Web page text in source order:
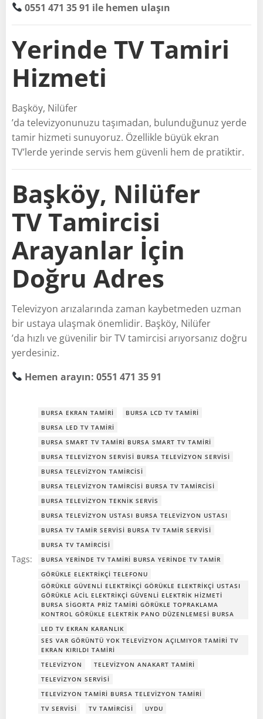
0551 471 35 91 ile hemen ulaşın
Yerinde TV Tamiri
Hizmeti
Başköy, Nilüfer
’da televizyonunuzu taşımadan, bulunduğunuz yerde
tamir hizmeti sunuyoruz. Özellikle büyük ekran
TV’lerde yerinde servis hem güvenli hem de pratiktir.
Başköy, Nilüfer
TV Tamircisi
Arayanlar İçin
Doğru Adres
Televizyon arızalarında zaman kaybetmeden uzman
bir ustaya ulaşmak önemlidir. Başköy, Nilüfer
’da hızlı ve güvenilir bir TV tamircisi arıyorsanız doğru
yerdesiniz.
Hemen arayın: 0551 471 35 91
Tags:
BURSA EKRAN TAMIRI
BURSA LCD TV TAMIRI
BURSA LED TV TAMIRI
BURSA SMART TV TAMIRI BURSA SMART TV TAMIRI
BURSA TELEVIZYON SERVISI BURSA TELEVIZYON SERVISI
BURSA TELEVIZYON TAMIRCISI
BURSA TELEVIZYON TAMIRCISI BURSA TV TAMIRCISI
BURSA TELEVIZYON TEKNIK SERVIS
BURSA TELEVIZYON USTASI BURSA TELEVIZYON USTASI
BURSA TV TAMIR SERVISI BURSA TV TAMIR SERVISI
BURSA TV TAMIRCISI
BURSA YERINDE TV TAMIRI BURSA YERINDE TV TAMIR
GÖRÜKLE ELEKTRIKÇI TELEFONU
GÖRÜKLE GÜVENLI ELEKTRIKÇI GÖRÜKLE ELEKTRIKÇI USTASI
GÖRÜKLE ACIL ELEKTRIKÇI GÜVENLI ELEKTRIK HIZMETI
BURSA SIGORTA PRIZ TAMIRI GÖRÜKLE TOPRAKLAMA
KONTROL GÖRÜKLE ELEKTRIK PANO DÜZENLEMESI BURSA
LED TV EKRAN KARANLIK
SES VAR GÖRÜNTÜ YOK TELEVIZYON AÇILMIYOR TAMIRI TV
EKRAN KIRILDI TAMIRI
TELEVIZYON
TELEVIZYON ANAKART TAMIRI
TELEVIZYON SERVISI
TELEVIZYON TAMIRI BURSA TELEVIZYON TAMIRI
TV SERVISI
TV TAMIRCISI UYDU